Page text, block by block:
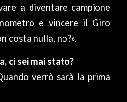
a diventare campione
e vincere il Giro
costa nulla, no?».
ci sei mai stato?
verrò sarà la prima